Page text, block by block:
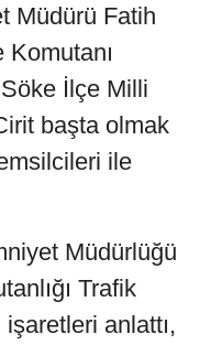
Müdürü Fatih
İlçe Milli
başta olmak
ile
Müdürlüğü
Trafik
anlattı,